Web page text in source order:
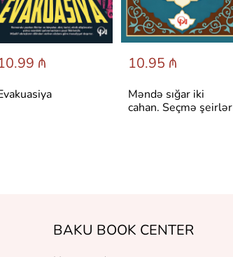
₼ 10.95 ₼
Məndə sığar iki
cahan. Seçmə şeirlər
BAKU BOOK CENTER